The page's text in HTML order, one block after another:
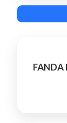
FANDA